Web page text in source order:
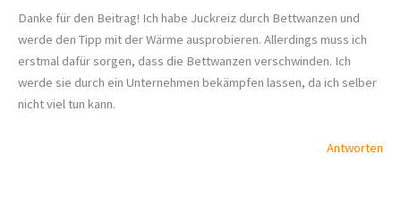
Danke für den Beitrag! Ich habe Juckreiz durch Bettwanzen und
werde den Tipp mit der Wärme ausprobieren. Allerdings muss ich
erstmal dafür sorgen, dass die Bettwanzen verschwinden. Ich
werde sie durch ein Unternehmen bekämpfen lassen, da ich selber
nicht viel tun kann.
Antworten